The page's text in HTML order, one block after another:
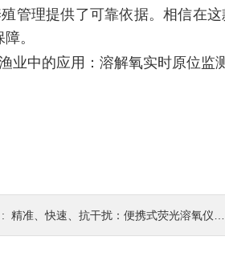
管理提供了可靠依据。相信在
。
精准、快速、抗干扰：便携式荧光溶氧仪在突发水污染应急监测中的实践